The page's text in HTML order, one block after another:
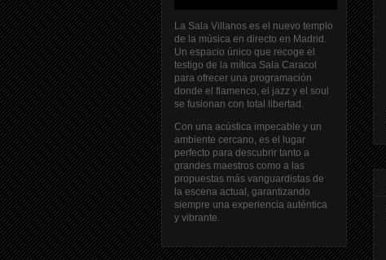
La Sala Villanos es el nuevo templo
de la música en directo en Madrid.
Un espacio único que recoge el
testigo de la mítica Sala Caracol
para ofrecer una programación
donde el flamenco, el jazz y el soul
se fusionan con total libertad.
Con una acústica impecable y un
ambiente cercano, es el lugar
perfecto para descubrir tanto a
grandes maestros como a las
propuestas más vanguardistas de
la escena actual, garantizando
siempre una experiencia auténtica
y vibrante.